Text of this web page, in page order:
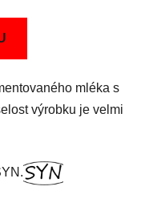
mléka s
výrobku je velmi